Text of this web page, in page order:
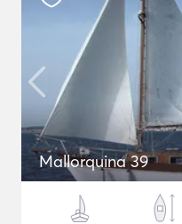
Mallorquina 39